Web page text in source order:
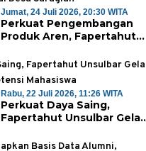
Jumat, 24 Juli 2026, 20:30 WITA
Perkuat Pengembangan
Produk Aren, Fapertahut
Majene Jalin Kerja Sama di
Desa Saragian
Rabu, 22 Juli 2026, 11:26 WITA
Perkuat Daya Saing,
Fapertahut Unsulbar Gelar
Mahasiswa